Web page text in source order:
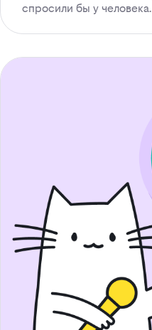
спросили бы у человека.